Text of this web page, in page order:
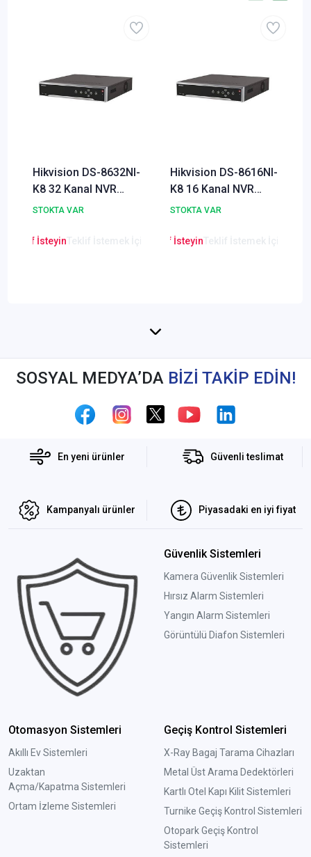
Hikvision DS-8632NI-
K8 32 Kanal NVR
Kamera Kayıt Cihazı
STOKTA VAR
Teklif İsteyin Teklif İstemek İçin Tıklayınız
Hikvision DS-8616NI-
K8 16 Kanal NVR
Kamera Kayıt Cihazı
STOKTA VAR
Lütfen Teklif İsteyin
SOSYAL MEDYA’DA BİZİ TAKİP EDİN!
En yeni ürünler Güvenli teslimat
Kampanyalı ürünler Piyasadaki en iyi fiyat
Güvenlik Sistemleri
Kamera Güvenlik Sistemleri
Hırsız Alarm Sistemleri
Yangın Alarm Sistemleri
Görüntülü Diafon Sistemleri
Otomasyon Sistemleri
Akıllı Ev Sistemleri
Uzaktan
Açma/Kapatma Sistemleri
Ortam İzleme Sistemleri
Geçiş Kontrol Sistemleri
X-Ray Bagaj Tarama Cihazları
Metal Üst Arama Dedektörleri
Kartlı Otel Kapı Kilit Sistemleri
Turnike Geçiş Kontrol Sistemleri
Otopark Geçiş Kontrol
Sistemleri